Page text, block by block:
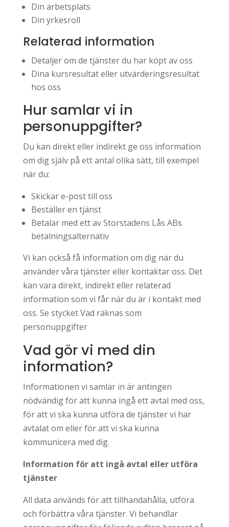
Din arbetsplats
Din yrkesroll
Relaterad information
Detaljer om de tjänster du har köpt av oss
Dina kursresultat eller utvärderingsresultat
hos oss
Hur samlar vi in
personuppgifter?
Du kan direkt eller indirekt ge oss information
om dig själv på ett antal olika sätt, till exempel
när du:
Skickar e-post till oss
Beställer en tjänst
Betalar med ett av Storstadens Lås ABs
betalningsalternativ
Vi kan också få information om dig när du
använder våra tjänster eller kontaktar oss. Det
kan vara direkt, indirekt eller relaterad
information som vi får när du är i kontakt med
oss. Se stycket Vad räknas som
personuppgifter
Vad gör vi med din
information?
Informationen vi samlar in är antingen
nödvändig för att kunna ingå ett avtal med oss,
för att vi ska kunna utföra de tjänster vi har
avtalat om eller för att vi ska kunna
kommunicera med dig.
Information för att ingå avtal eller utföra
tjänster
All data används för att tillhandahålla, utföra
och förbättra våra tjänster. Vi behandlar